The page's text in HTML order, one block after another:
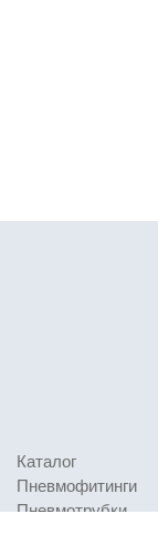
Каталог
Пневмофитинги
Пневмотрубки